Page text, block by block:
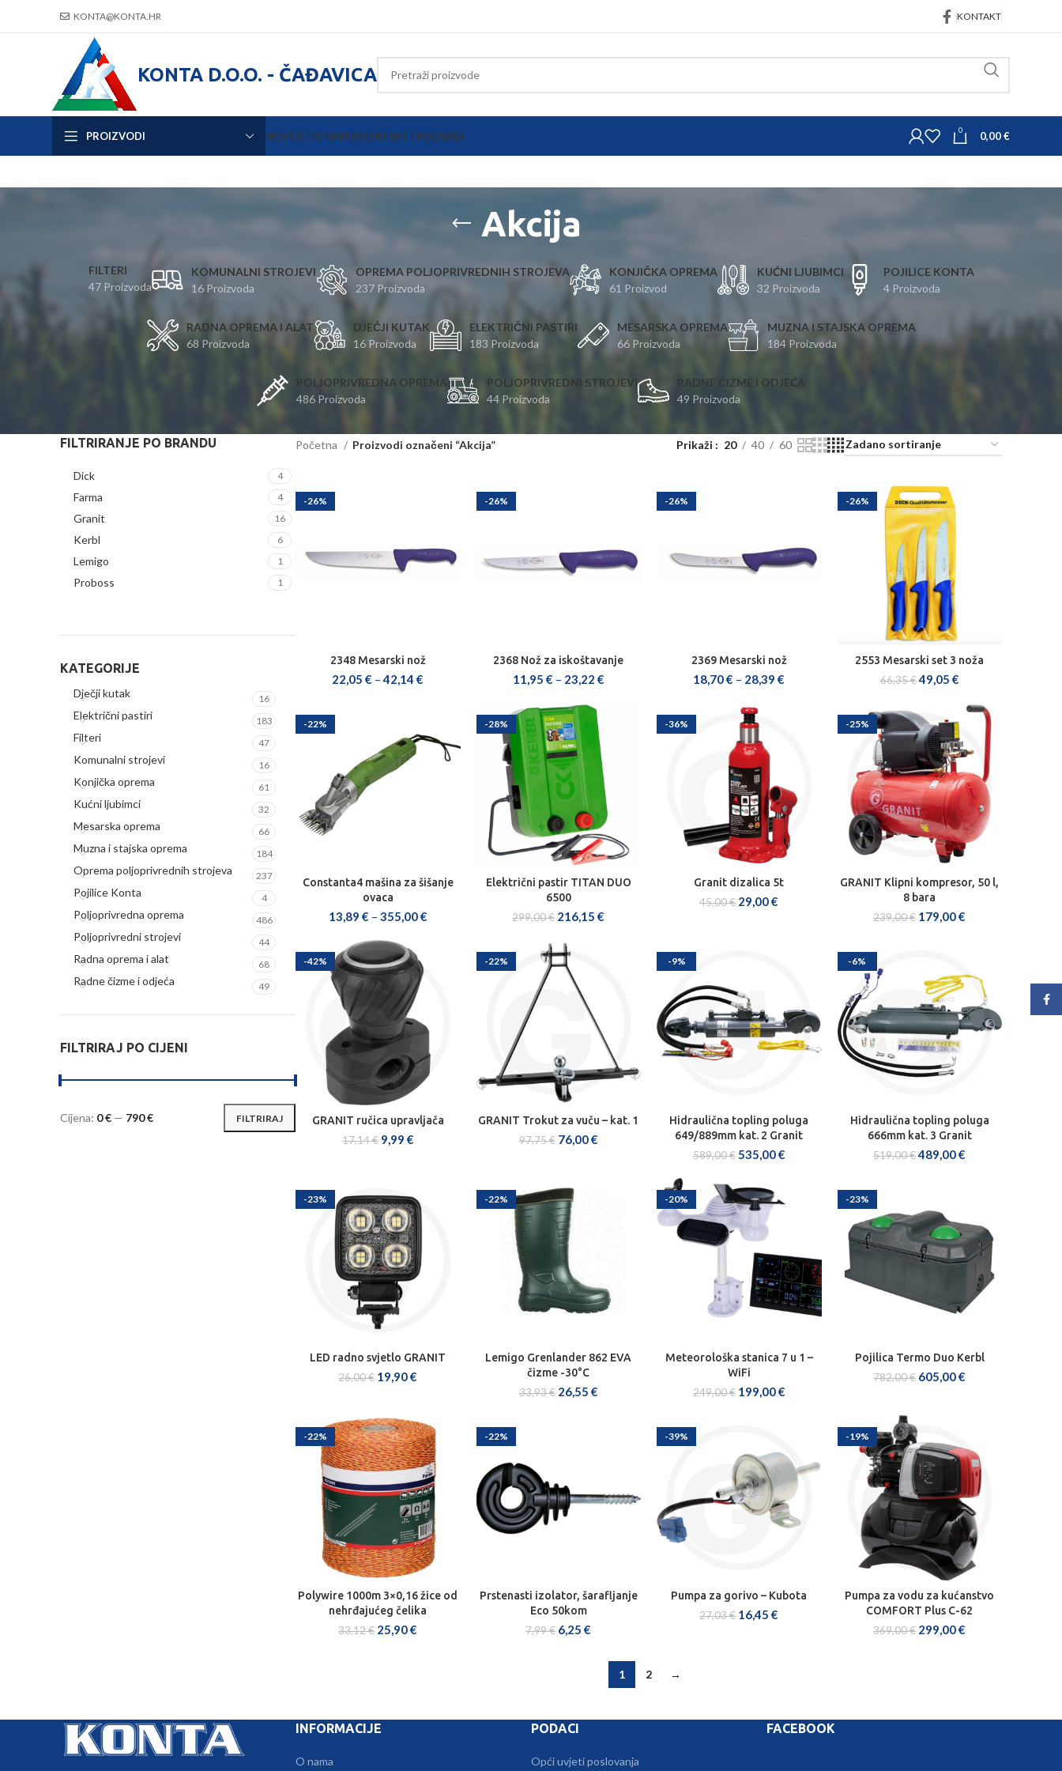
KONTA@KONTA.HR KONTAKT
KONTA D.O.O. - ČAĐAVICA
PROIZVODI NOVOSTIO NAMAKONTAKTTRGOVINA 0 0,00€
Akcija
FILTERI
47 Proizvoda
KOMUNALNI STROJEVI
16 Proizvoda
OPREMA POLJOPRIVREDNIH STROJEVA
237 Proizvoda
KONJIČKA OPREMA
61 Proizvod
KUĆNI LJUBIMCI
32 Proizvoda
POJILICE KONTA
4 Proizvoda
RADNA OPREMA I ALAT
68 Proizvoda
DJEČJI KUTAK
16 Proizvoda
ELEKTRIČNI PASTIRI
183 Proizvoda
MESARSKA OPREMA
66 Proizvoda
MUZNA I STAJSKA OPREMA
184 Proizvoda
POLJOPRIVREDNA OPREMA
486 Proizvoda
POLJOPRIVREDNI STROJEVI
44 Proizvoda
RADNE ČIZME I ODJEĆA
49 Proizvoda
FILTRIRANJE PO BRANDU
Dick 4
Farma 4
Granit 16
Kerbl 6
Lemigo 1
Proboss 1
KATEGORIJE
Dječji kutak 16
Električni pastiri 183
Filteri 47
Komunalni strojevi 16
Konjička oprema 61
Kućni ljubimci 32
Mesarska oprema 66
Muzna i stajska oprema 184
Oprema poljoprivrednih strojeva 237
Pojilice Konta 4
Poljoprivredna oprema 486
Poljoprivredni strojevi 44
Radna oprema i alat 68
Radne čizme i odjeća 49
FILTRIRAJ PO CIJENI
Min
Maks
FILTRIRAJ
Cijena: 0 € — 790 €
Početna Proizvodi označeni “Akcija” Prikaži 20 40 60
-26%
ODABERI OPCIJE
2348 Mesarski nož
22,05€ –42,14€
-26%
ODABERI OPCIJE
2368 Nož za iskoštavanje
11,95 € – 23,22 €
-26%
ODABERI OPCIJE
2369 Mesarski nož
18,70€ – 28,39€
-26%
DODAJ U KOŠARICU
2553 Mesarski set 3 noža
66,35€49,05 €
-22%
ODABERI OPCIJE
Constanta4 mašina za šišanje
ovaca
13,89 € – 355,00€
-28%
DODAJ U KOŠARICU
Električni pastir TITAN DUO
6500
299,00€ 216,15€
-36%
DODAJ U KOŠARICU
Granit dizalica 5t
45,00€ 29,00€
-25%
DODAJ U KOŠARICU
GRANIT Klipni kompresor, 50 l,
8 bara
239,00€ 179,00€
-42%
DODAJ U KOŠARICU
GRANIT ručica upravljača
17,14€ 9,99 €
-22%
DODAJ U KOŠARICU
GRANIT Trokut za vuču – kat. 1
97,75€ 76,00€
-9%
DODAJ U KOŠARICU
Hidraulična topling poluga
649/889mm kat. 2 Granit
589,00€ 535,00€
-6%
DODAJ U KOŠARICU
Hidraulična topling poluga
666mm kat. 3 Granit
519,00€ 489,00€
-23%
DODAJ U KOŠARICU
LED radno svjetlo GRANIT
26,00€ 19,90€
-22%
ODABERI OPCIJE
Lemigo Grenlander 862 EVA
čizme -30°C
33,93€ 26,55 €
-20%
DODAJ U KOŠARICU
Meteorološka stanica 7 u 1 –
WiFi
249,00€ 199,00€
-23%
DODAJ U KOŠARICU
Pojilica Termo Duo Kerbl
782,00€ 605,00€
-22%
DODAJ U KOŠARICU
Polywire 1000m 3×0,16 žice od
nehrđajućeg čelika
33,12€ 25,90€
-22%
DODAJ U KOŠARICU
Prstenasti izolator, šarafljanje
Eco 50kom
7,99€ 6,25€
-39%
DODAJ U KOŠARICU
Pumpa za gorivo – Kubota
27,03€ 16,45€
-19%
DODAJ U KOŠARICU
Pumpa za vodu za kućanstvo
COMFORT Plus C-62
369,00€ 299,00€
1 2 →
INFORMACIJE
O nama
PODACI
Opći uvjeti poslovanja
FACEBOOK